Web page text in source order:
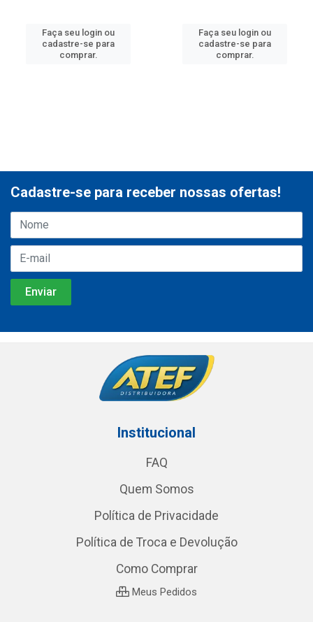
Faça seu login ou
cadastre-se para
comprar.
Faça seu login ou
cadastre-se para
comprar.
Cadastre-se para receber nossas ofertas!
Institucional
FAQ
Quem Somos
Política de Privacidade
Política de Troca e Devolução
Como Comprar
Meus Pedidos